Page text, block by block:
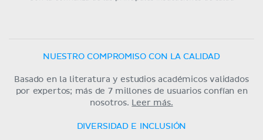
NUESTRO COMPROMISO CON LA CALIDAD
Basado en la literatura y estudios académicos validados
por expertos; más de 7 millones de usuarios confían en
nosotros.
Leer más.
DIVERSIDAD E INCLUSIÓN